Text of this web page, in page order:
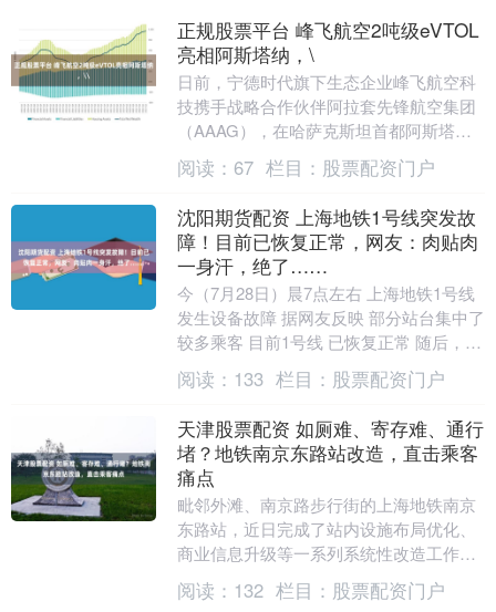
正规股票平台 峰飞航空2吨级eVTOL
亮相阿斯塔纳，\
日前，宁德时代旗下生态企业峰飞航空科
技携手战略合作伙伴阿拉套先锋航空集团
（AAAG），在哈萨克斯坦首都阿斯塔纳
完成“先进空中交通”2吨级eVTOL公开飞行
活动。....
阅读： 67 栏目： 股票配资门户
沈阳期货配资 上海地铁1号线突发故
障！目前已恢复正常，网友：肉贴肉
一身汗，绝了……
今（7月28日）晨7点左右 上海地铁1号线
发生设备故障 据网友反映 部分站台集中了
较多乘客 目前1号线 已恢复正常 随后，
地铁方通过微信公众号和微博等渠道 发....
阅读： 133 栏目： 股票配资门户
天津股票配资 如厕难、寄存难、通行
堵？地铁南京东路站改造，直击乘客
痛点
毗邻外滩、南京路步行街的上海地铁南京
东路站，近日完成了站内设施布局优化、
商业信息升级等一系列系统性改造工作。
此次改造直击乘客“如厕难”“寄存难”与“通
行堵”三....
阅读： 132 栏目： 股票配资门户